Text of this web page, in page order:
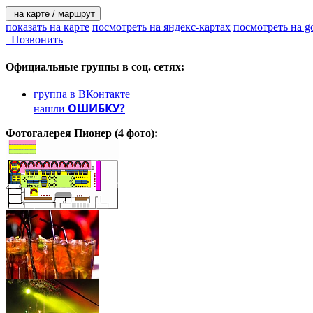
на карте / маршрут
показать на карте посмотреть на яндекс-картах посмотреть на
Позвонить
Официальные группы в соц. сетях:
группа в ВКонтакте
нашли ОШИБКУ?
Фотогалерея Пионер (4 фото):